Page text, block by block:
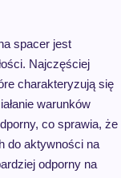
spacer jest
Najczęściej
charakteryzują się
warunków
co sprawia, że
do aktywności na
odporny na